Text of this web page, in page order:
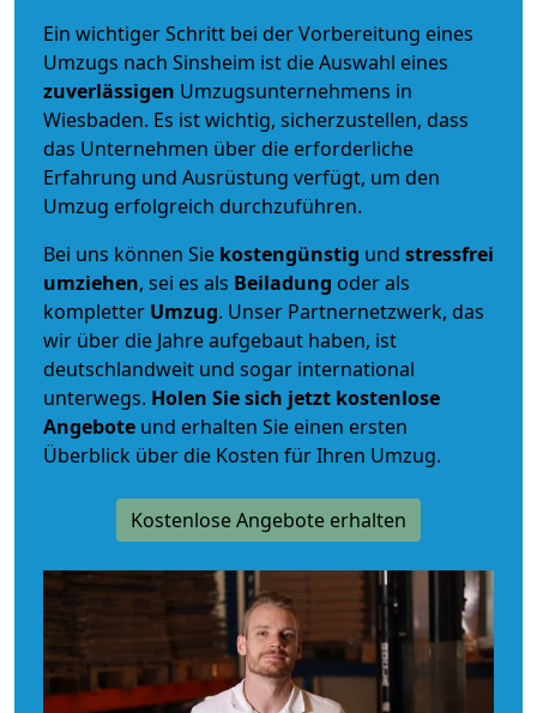
Ein wichtiger Schritt bei der Vorbereitung eines
Umzugs nach Sinsheim ist die Auswahl eines
zuverlässigen Umzugsunternehmens in
Wiesbaden. Es ist wichtig, sicherzustellen, dass
das Unternehmen über die erforderliche
Erfahrung und Ausrüstung verfügt, um den
Umzug erfolgreich durchzuführen.
Bei uns können Sie kostengünstig und stressfrei
umziehen, sei es als Beiladung oder als
kompletter Umzug. Unser Partnernetzwerk, das
wir über die Jahre aufgebaut haben, ist
deutschlandweit und sogar international
unterwegs. Holen Sie sich jetzt kostenlose
Angebote und erhalten Sie einen ersten
Überblick über die Kosten für Ihren Umzug.
Kostenlose Angebote erhalten